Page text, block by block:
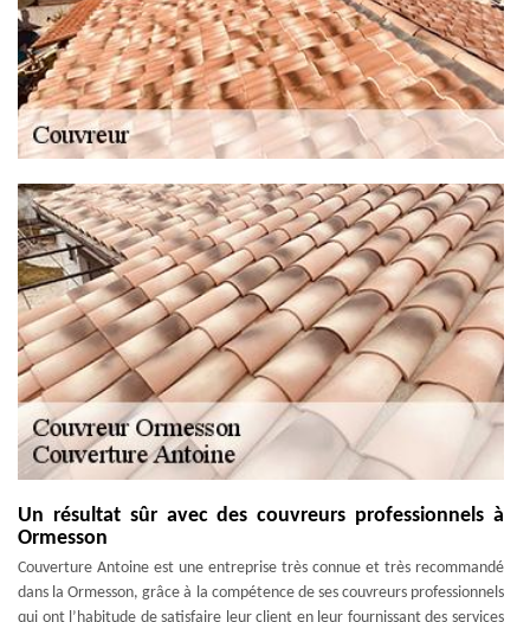
Un résultat sûr avec des couvreurs professionnels à
Ormesson
Couverture Antoine est une entreprise très connue et très recommandé
dans la Ormesson, grâce à la compétence de ses couvreurs professionnels
qui ont l’habitude de satisfaire leur client en leur fournissant des services